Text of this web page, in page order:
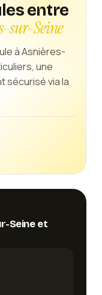
entre
sur-Seine
à Asnières-
une
sécurisé via la
Seineet